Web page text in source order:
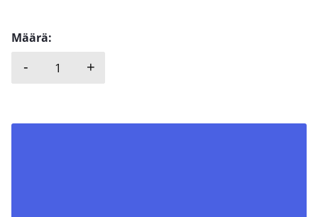
Määrä:
SALVATORE ROBUSCHI, RNV määrä
- +